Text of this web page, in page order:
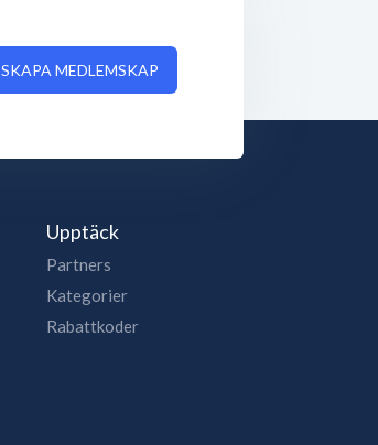
SKAPA MEDLEMSKAP
Upptäck
Partners
Kategorier
Rabattkoder